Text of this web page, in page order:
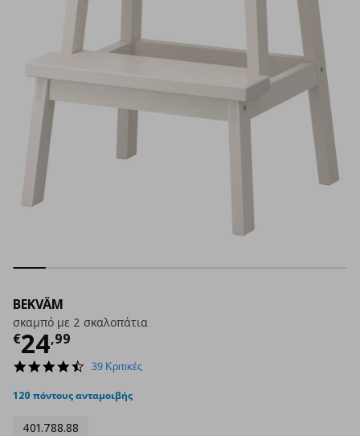
BEKVÄM
σκαμπό με 2 σκαλοπάτια
€24,99
Τρέχουσα τιμή
4.5
rating
39 Κριτικές
120 πόντους ανταμοιβής
401.788.88